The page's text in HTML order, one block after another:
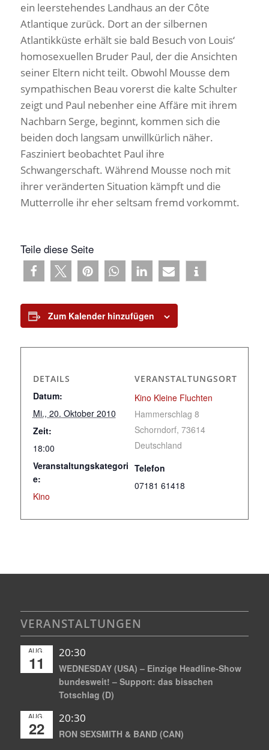
ein leerstehendes Landhaus an der Côte
Atlantique zurück. Dort an der silbernen
Atlantikküste erhält sie bald Besuch von Louis‘
homosexuellen Bruder Paul, der die Ansichten
seiner Eltern nicht teilt. Obwohl Mousse dem
sympathischen Beau vorerst die kalte Schulter
zeigt und Paul nebenher eine Affäre mit ihrem
Nachbarn Serge, beginnt, kommen sich die
beiden doch langsam unwillkürlich näher.
Fasziniert beobachtet Paul ihre
Schwangerschaft. Während Mousse noch mit
ihrer veränderten Situation kämpft und die
Mutterrolle ihr eher seltsam fremd vorkommt.
Teile diese Seite
Zum Kalender hinzufügen
DETAILS
Datum:
Mi., 20. Oktober 2010
Zeit:
18:00
Veranstaltungskategori
e:
Kino
VERANSTALTUNGSORT
Kino Kleine Fluchten
Hammerschlag 8
Schorndorf, 73614
Deutschland
Telefon
07181 61418
VERANSTALTUNGEN
AUG.
11
20:30
WEDNESDAY (USA) – Einzige Headline-Show
bundesweit! – Support: das bisschen
Totschlag (D)
AUG.
22
20:30
RON SEXSMITH & BAND (CAN)